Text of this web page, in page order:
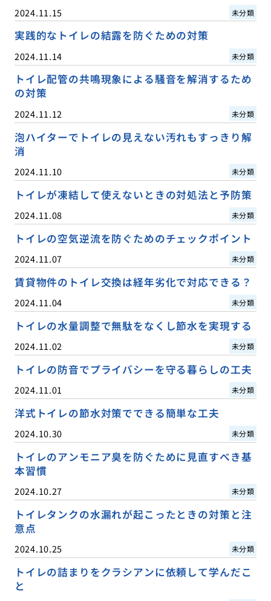
2024.11.15 未分類
実践的なトイレの結露を防ぐための対策
2024.11.14 未分類
トイレ配管の共鳴現象による騒音を解消するため
の対策
2024.11.12 未分類
泡ハイターでトイレの見えない汚れもすっきり解
消
2024.11.10 未分類
トイレが凍結して使えないときの対処法と予防策
2024.11.08 未分類
トイレの空気逆流を防ぐためのチェックポイント
2024.11.07 未分類
賃貸物件のトイレ交換は経年劣化で対応できる？
2024.11.04 未分類
トイレの水量調整で無駄をなくし節水を実現する
2024.11.02 未分類
トイレの防音でプライバシーを守る暮らしの工夫
2024.11.01 未分類
洋式トイレの節水対策でできる簡単な工夫
2024.10.30 未分類
トイレのアンモニア臭を防ぐために見直すべき基
本習慣
2024.10.27 未分類
トイレタンクの水漏れが起こったときの対策と注
意点
2024.10.25 未分類
トイレの詰まりをクラシアンに依頼して学んだこ
と